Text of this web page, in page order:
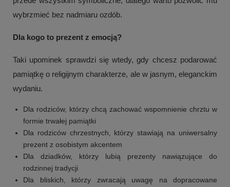
wybrzmieć bez nadmiaru ozdób.
Dla kogo to prezent z emocją?
Taki upominek sprawdzi się wtedy, gdy chcesz podarować
pamiątkę o religijnym charakterze, ale w jasnym, eleganckim
wydaniu.
Dla rodziców, którzy chcą zachować wspomnienie chrztu w
formie trwałej pamiątki
Dla rodziców chrzestnych, którzy stawiają na uniwersalny
prezent z osobistym akcentem
Dla dziadków, którzy lubią prezenty nawiązujące do
rodzinnej tradycji
Dla bliskich, którzy zwracają uwagę na dopracowane